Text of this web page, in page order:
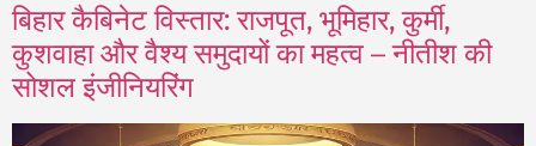
बिहार कैबिनेट विस्तार: राजपूत, भूमिहार, कुर्मी,
कुशवाहा और वैश्य समुदायों का महत्व – नीतीश की
सोशल इंजीनियरिंग